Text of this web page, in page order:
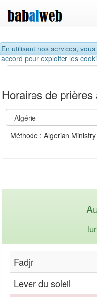
En utilisant nos services,
accord pour exploiter les
Horaires de prières
Méthode : Algerian
Fadjr
Lever du soleil